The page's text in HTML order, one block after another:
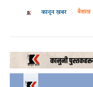
कानून खबर बैशाख